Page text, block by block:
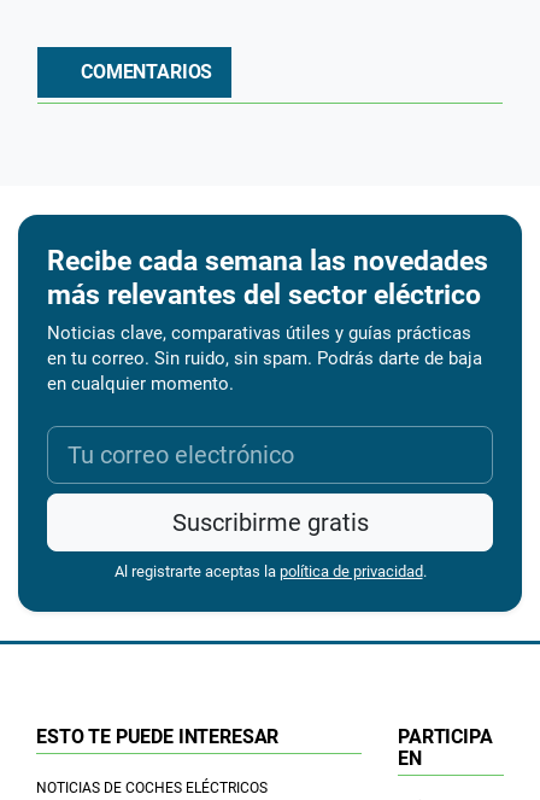
COMENTARIOS
Recibe cada semana las novedades
más relevantes del sector eléctrico
Noticias clave, comparativas útiles y guías prácticas
en tu correo. Sin ruido, sin spam. Podrás darte de baja
en cualquier momento.
Suscribirme gratis
Al registrarte aceptas la política de privacidad.
ESTO TE PUEDE INTERESAR
NOTICIAS DE COCHES ELÉCTRICOS
PARTICIPA
EN